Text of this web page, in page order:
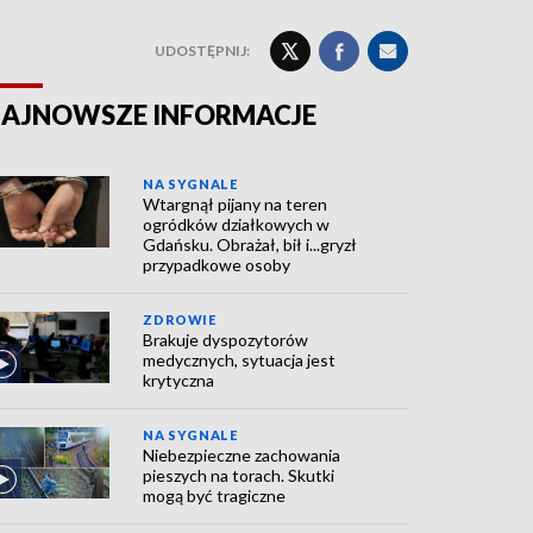
UDOSTĘPNIJ:
INFORMACJE
NA SYGNALE
Wtargnął pijany na teren
ogródków działkowych w
Gdańsku. Obrażał, bił i...gryzł
przypadkowe osoby
ZDROWIE
Brakuje dyspozytorów
medycznych, sytuacja jest
krytyczna
NA SYGNALE
Niebezpieczne zachowania
pieszych na torach. Skutki
mogą być tragiczne